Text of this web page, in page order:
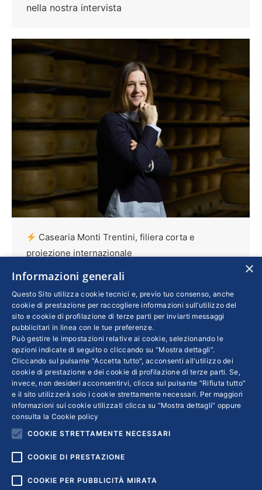
nella nostra intervista
Casearia Monti Trentini, filiera corta e
proiezione internazionale
Imprese DiSERGIO TORRISI
Il filo diretto con i propri fornitori è uno dei
segreti della qualità dei prodotti della Pmi
trentina, che di recente ha introdotto sistemi di
monitoraggio da remoto del latte prodotto
dalle aziende agricole. In crescita l’export,
soprattutto in America Latina, e si comincia a
sondare anche il mercato asiatico. Maria
Vittoria Finco, responsabile dell’ufficio
marketing dell’azienda trentina, ci racconta i
principali progetti in corso
×
Informazioni generali
Questo Sito utilizza cookie tecnici e, previo tuo consenso, anche
cookie di prestazione per raccogliere informazioni sull’utilizzo del
sito e cookie di profilazione di terze parti per inviarti messaggi
pubblicitari in linea con le tue preferenze.
Può gestire le impostazioni relative ai cookie, selezionando le
opzioni indicate di seguito o cliccando su “Mostra dettagli”.
Cliccando sul pulsante "Accetta tutto", acconsenti all'utilizzo dei
cookie di prestazione e dei cookie di profilazione di terze parti. Se,
invece, non desideri acconsentirvi, clicca sul pulsante “Rifiuta tutto”
e il sito utilizzerà solo i cookie strettamente necessari. Per maggiori
informazioni sui cookie utilizzati clicca su “Mostra dettagli” oppure
consulta la Cookie policy
COOKIE STRETTAMENTE NECESSARI
COOKIE DI PRESTAZIONE
COOKIE PER PUBBLICITÀ MIRATA